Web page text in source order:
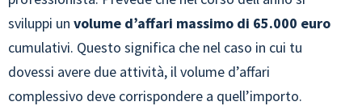
sviluppi un volume d’affari massimo di 65.000 euro
cumulativi. Questo significa che nel caso in cui tu
dovessi avere due attività, il volume d’affari
complessivo deve corrispondere a quell’importo.